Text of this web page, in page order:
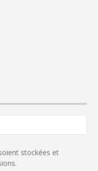
stockées et